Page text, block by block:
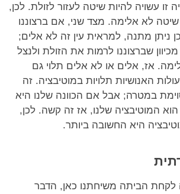
זו עשויה להיות שיטה לעזור לזולת. לכן,
שיטה לא אלימה. מצד שני, אם ברצוננו
ניתן מתנה, למראית עין זה לא אלים;
שברצוננו לרמות את הזולת ולנצל
אז, אלים או לא אלים תלוי גם
האנושיות תלויות במוטיבציה. זה
במטרה; אבל אם הכוונה שלנו היא
המוטיבציה שלנו, אז זה קשה. לכן,
היא החשובה ביותר.
הביתה משיחתנו כאן, הדבר